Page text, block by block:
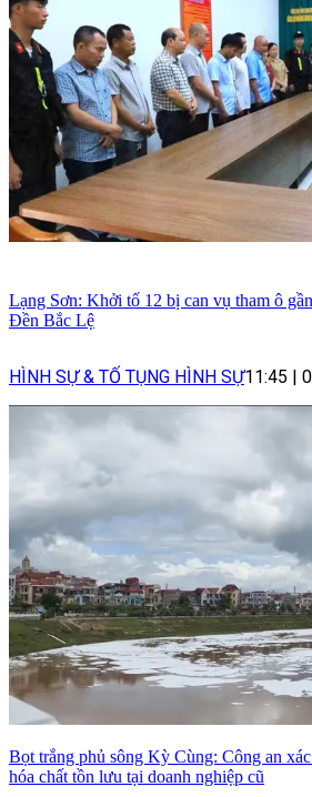
Lạng Sơn: Khởi tố 12 bị can vụ tham ô
Đền Bắc Lệ
HÌNH SỰ & TỐ TỤNG HÌNH SỰ11:45 |
Bọt trắng phủ sông Kỳ Cùng: Công an
hóa chất tồn lưu tại doanh nghiệp cũ